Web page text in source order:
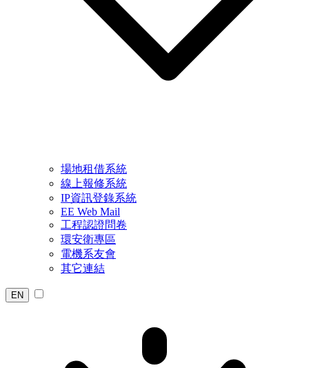
場地租借系統
線上報修系統
IP資訊登錄系統
EE Web Mail
工程認證問卷
環安衛專區
電機系友會
其它連結
EN